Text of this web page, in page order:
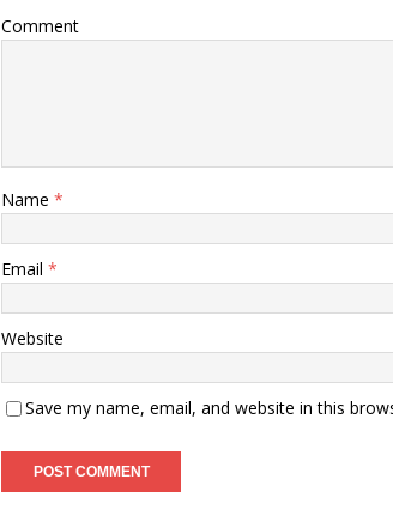
Comment
Name *
Email *
Website
Save my name, email, and website in this